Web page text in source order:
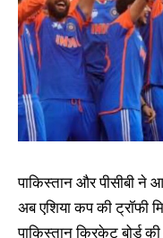
पाकिस्तान और पीसीबी ने
अब एशिया कप की ट्रॉफी
पाकिस्तान क्रिकेट बोर्ड